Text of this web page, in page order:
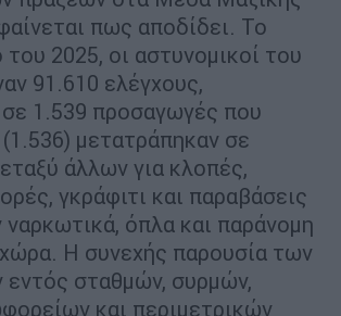
πως αποδίδει. Το
2025, οι αστυνομικοί του
91.610 ελέγχους,
1.539 προσαγωγές που
μετατράπηκαν σε
άλλων για κλοπές,
γκράφιτι και παραβάσεις
όπλα και παράνομη
Η συνεχής παρουσία των
εντός σταθμών, συρμών,
και περιμετρικών